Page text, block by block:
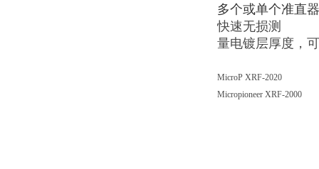
多个或单个准直
快速无损测
量电镀层厚度，
MicroP XRF-2020
Micropioneer XRF-2000